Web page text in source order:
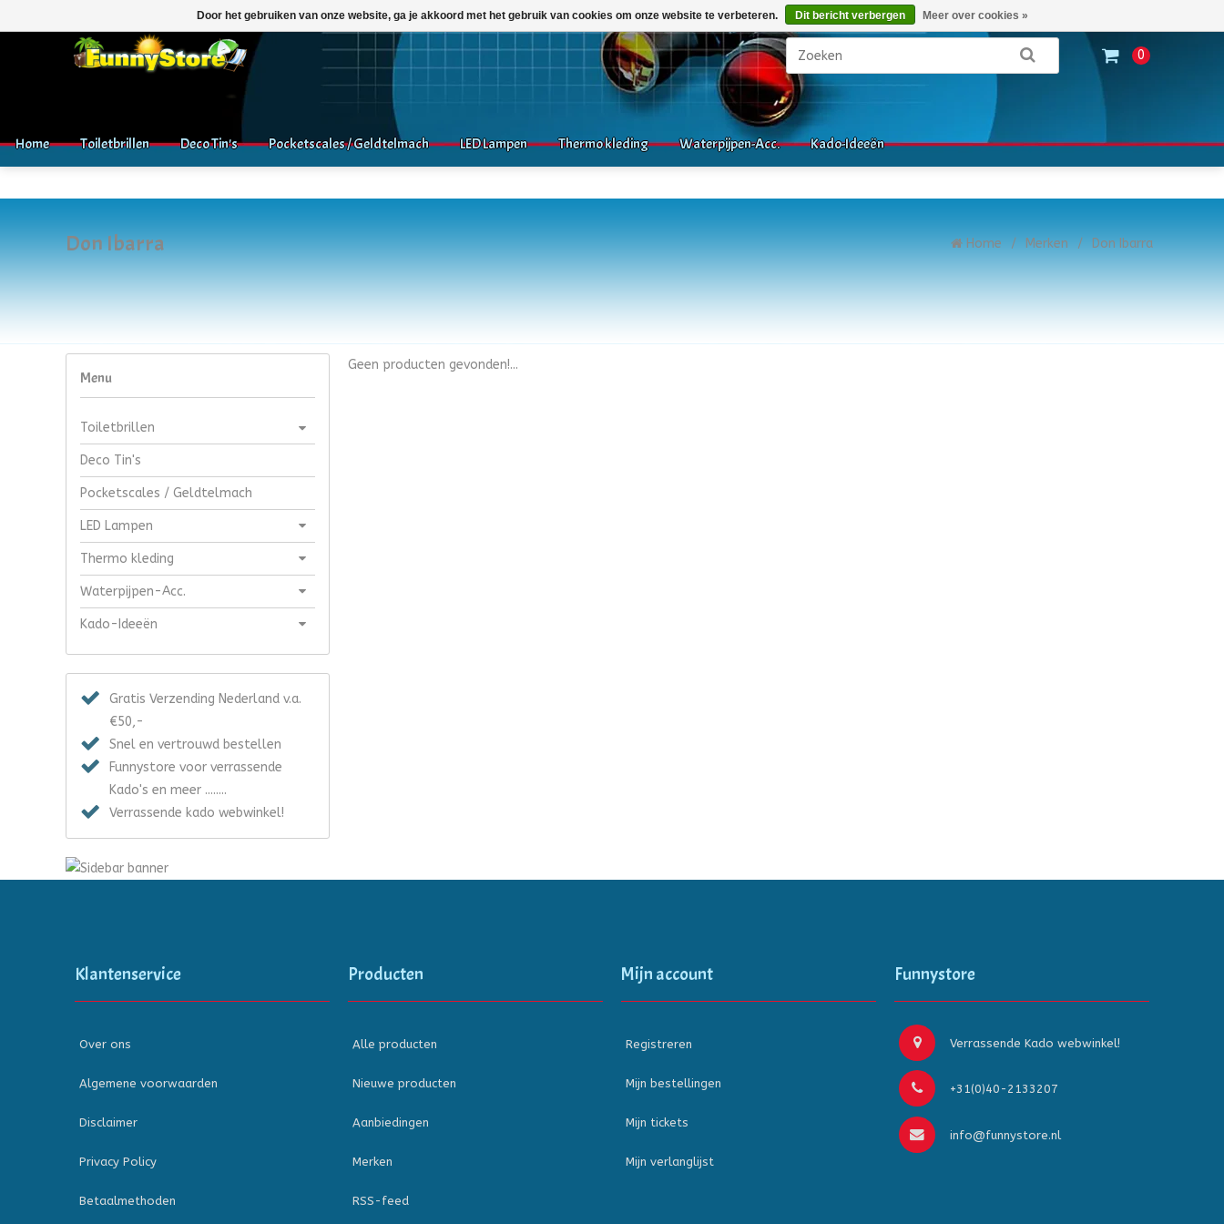
Bestellen - €0,00
0
Home Toiletbrillen Deco Tin's Pocketscales / Geldtelmach LED Lampen Thermo kleding Waterpijpen-Acc. Kado-Ideeën
Don Ibarra Home / Merken / Don Ibarra
Geen producten gevonden!...
Menu
Toiletbrillen
Deco Tin's
Pocketscales / Geldtelmach
LED Lampen
Thermo kleding
Waterpijpen-Acc.
Kado-Ideeën
Gratis Verzending Nederland v.a.
€50,-
Snel en vertrouwd bestellen
Funnystore voor verrassende
Kado's en meer ........
Verrassende kado webwinkel!
Klantenservice
Over ons
Algemene voorwaarden
Disclaimer
Privacy Policy
Betaalmethoden
Producten
Alle producten
Nieuwe producten
Aanbiedingen
Merken
RSS-feed
Mijn account
Registreren
Mijn bestellingen
Mijn tickets
Mijn verlanglijst
Funnystore
Verrassende Kado webwinkel!
+31(0)40-2133207
info@funnystore.nl
Door het gebruiken van onze website, ga je akkoord met het gebruik van cookies om onze website te verbeteren. Dit bericht verbergen Meer over cookies »